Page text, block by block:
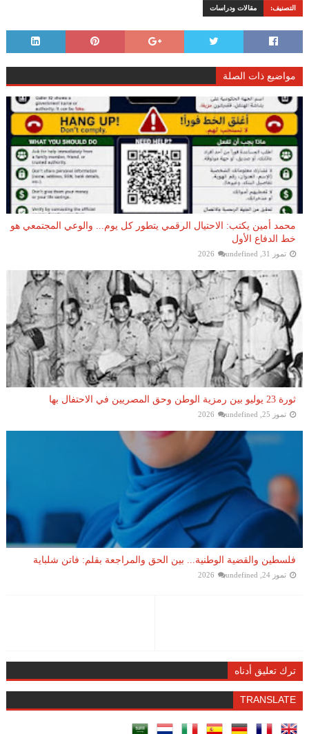
التصنيف: مقالات ودراسات
مواضيع ذات الصلة
محمد أمين يكتب: الاحتيال الرقمي يتطور كل يوم... والوعي المجتمعي هو
خط الدفاع الأول
تموز 31, 2026 undefined
ثورة 23 يوليو بين رمزية الوطن وحق المصريين في الاحتفال بها
تموز 25, 2026 undefined
فلسطين والقضية الوطنية... بين الحق والمراجعة بقلم: فاتن شلباية
تموز 24, 2026 undefined
ترك تعليق أدناه
TRANSLATE